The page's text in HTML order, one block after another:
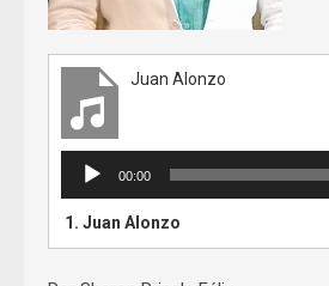
Juan Alonzo
Audio
Player
00:00
1. Juan Alonzo